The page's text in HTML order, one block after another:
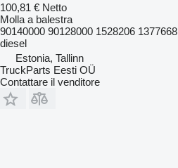
100,81 € Netto
Molla a balestra
90140000 90128000 1528206 1377668
diesel
Estonia, Tallinn
TruckParts Eesti OÜ
Contattare il venditore